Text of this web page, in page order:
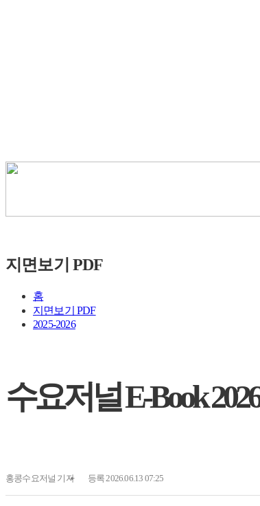
지면보기 PDF
홈
지면보기 PDF
2025-2026
수요저널 E-Book
홍콩수요저널 기자 등록 2026.06.13 07:25